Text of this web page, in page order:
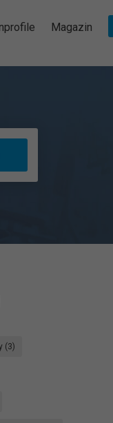
Magazin
(3)